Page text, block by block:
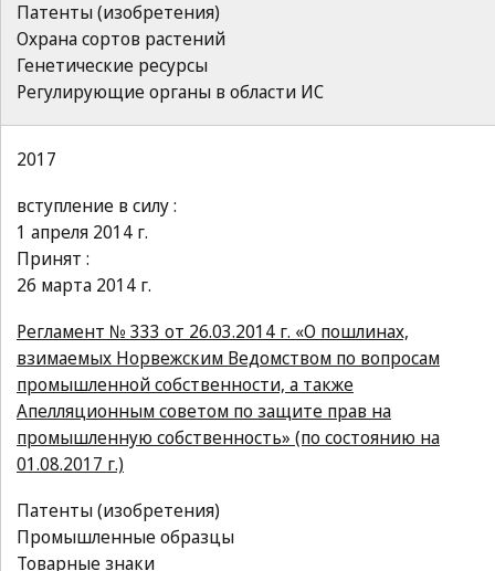
Патенты (изобретения)
Охрана сортов растений
Генетические ресурсы
Регулирующие органы в области ИС
2017
вступление в силу :
1 апреля 2014 г.
Принят :
26 марта 2014 г.
Регламент № 333 от 26.03.2014 г. «О пошлинах,
взимаемых Норвежским Ведомством по вопросам
промышленной собственности, а также
Апелляционным советом по защите прав на
промышленную собственность» (по состоянию на
01.08.2017 г.)
Патенты (изобретения)
Промышленные образцы
Товарные знаки